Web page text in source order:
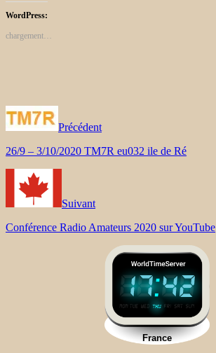
WordPress:
chargement…
Précédent
26/9 – 3/10/2020 TM7R eu032 ile de Ré
Suivant
Conférence Radio Amateurs 2020 sur YouTube